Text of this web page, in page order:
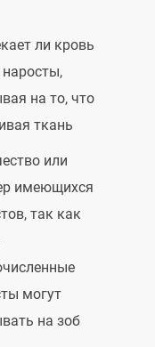
ли кровь
наросты,
на то, что
ткань
или
имеющихся
так как
могут
на зоб